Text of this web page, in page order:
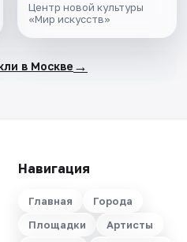
Центр новой культуры
«Мир искусств»
в Москве →
Навигация
Главная
Города
Площадки
Артисты